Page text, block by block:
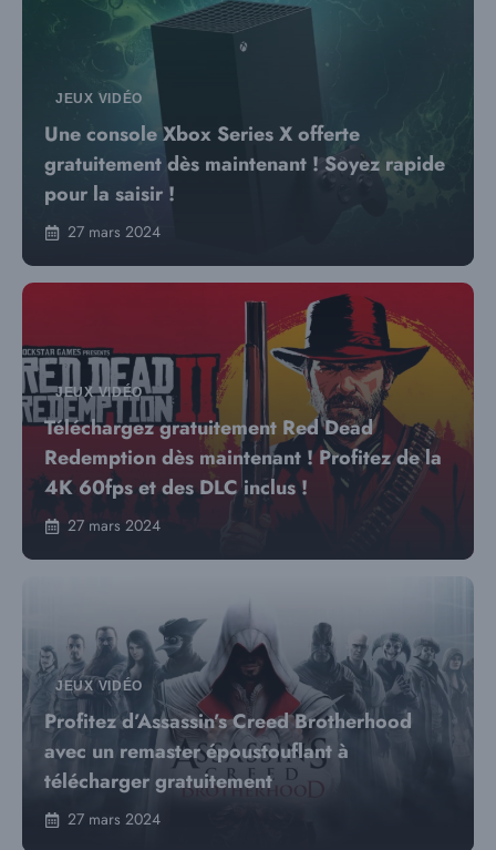
JEUX VIDÉO
Une console Xbox Series X offerte
gratuitement dès maintenant ! Soyez rapide
pour la saisir !
27 mars 2024
JEUX VIDÉO
Téléchargez gratuitement Red Dead
Redemption dès maintenant ! Profitez de la
4K 60fps et des DLC inclus !
27 mars 2024
JEUX VIDÉO
Profitez d’Assassin’s Creed Brotherhood
avec un remaster époustouflant à
télécharger gratuitement
27 mars 2024